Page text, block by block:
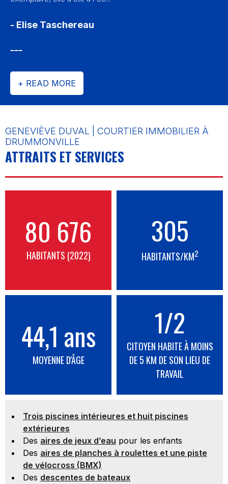
- Elise Taschereau
+ READ MORE
GENEVIÈVE DUVAL | COURTIER IMMOBILIER À
DRUMMONVILLE
ATTRAITS ET SERVICES
80 676
HABITANTS (2022)
305
HABITANTS/KM2
44,1 ans
MOYENNE D'ÂGE
1/2
CITOYEN HABITE À MOINS
DE 5 KM DE SON LIEU DE
TRAVAIL
Trois piscines intérieures et huit piscines
extérieures
Des aires de jeux d’eau pour les enfants
Des aires de planches à roulettes et une piste
de vélocross (BMX)
Des descentes de bateaux